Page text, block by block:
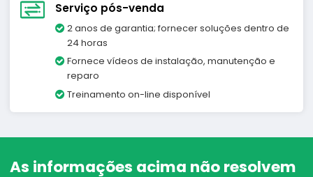
Serviço pós-venda
2 anos de garantia; fornecer soluções dentro de
24 horas
Fornece vídeos de instalação, manutenção e
reparo
Treinamento on-line disponível
As informações acima não resolvem